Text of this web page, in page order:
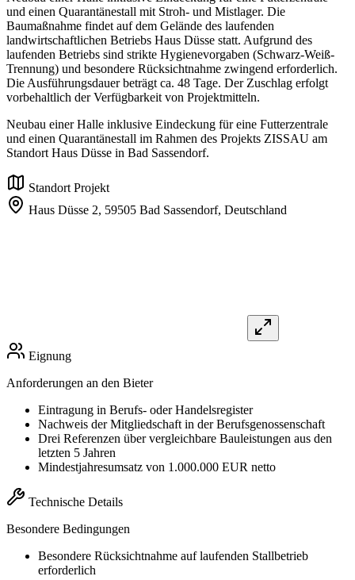
und einen Quarantänestall mit Stroh- und Mistlager. Die
Baumaßnahme findet auf dem Gelände des laufenden
landwirtschaftlichen Betriebs Haus Düsse statt. Aufgrund des
laufenden Betriebs sind strikte Hygienevorgaben (Schwarz-Weiß-
Trennung) und besondere Rücksichtnahme zwingend erforderlich.
Die Ausführungsdauer beträgt ca. 48 Tage. Der Zuschlag erfolgt
vorbehaltlich der Verfügbarkeit von Projektmitteln.
Neubau einer Halle inklusive Eindeckung für eine Futterzentrale
und einen Quarantänestall im Rahmen des Projekts ZISSAU am
Standort Haus Düsse in Bad Sassendorf.
Standort Projekt
Haus Düsse 2, 59505 Bad Sassendorf, Deutschland
Eignung
Anforderungen an den Bieter
Eintragung in Berufs- oder Handelsregister
Nachweis der Mitgliedschaft in der Berufsgenossenschaft
Drei Referenzen über vergleichbare Bauleistungen aus den
letzten 5 Jahren
Mindestjahresumsatz von 1.000.000 EUR netto
Technische Details
Besondere Bedingungen
Besondere Rücksichtnahme auf laufenden Stallbetrieb
erforderlich